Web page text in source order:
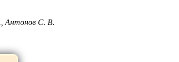
Антонов С. В.